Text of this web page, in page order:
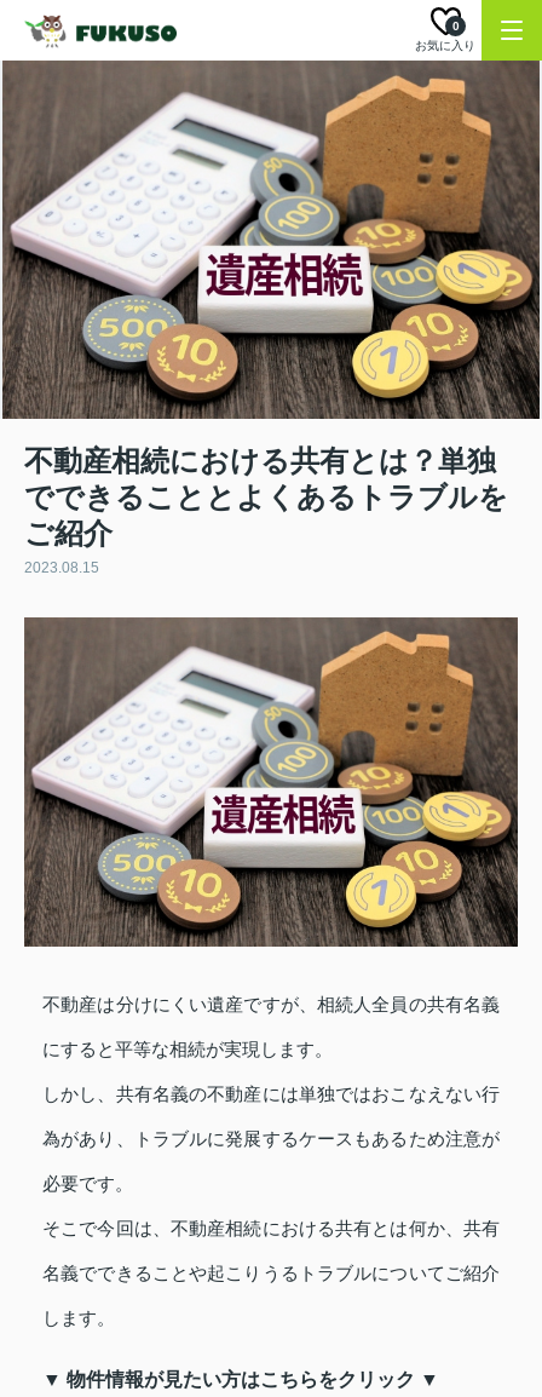
お気に入り
0
不動産相続における共有とは？単独
でできることとよくあるトラブルを
ご紹介
2023.08.15
不動産は分けにくい遺産ですが、相続人全員の共有名義
にすると平等な相続が実現します。
しかし、共有名義の不動産には単独ではおこなえない行
為があり、トラブルに発展するケースもあるため注意が
必要です。
そこで今回は、不動産相続における共有とは何か、共有
名義でできることや起こりうるトラブルについてご紹介
します。
▼ 物件情報が見たい方はこちらをクリック ▼